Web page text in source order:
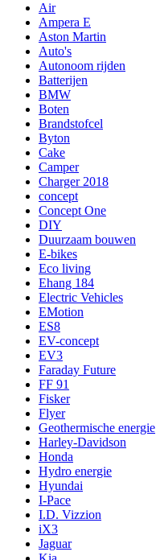
Air
Ampera E
Aston Martin
Auto's
Autonoom rijden
Batterijen
BMW
Boten
Brandstofcel
Byton
Cake
Camper
Charger 2018
concept
Concept One
DIY
Duurzaam bouwen
E-bikes
Eco living
Ehang 184
Electric Vehicles
EMotion
ES8
EV-concept
EV3
Faraday Future
FF 91
Fisker
Flyer
Geothermische energie
Harley-Davidson
Honda
Hydro energie
Hyundai
I-Pace
I.D. Vizzion
iX3
Jaguar